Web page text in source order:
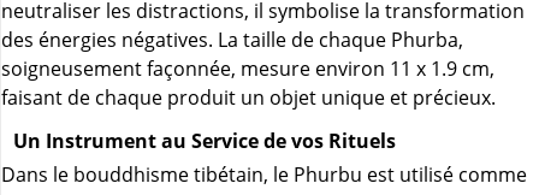
neutraliser les distractions, il symbolise la transformation
des énergies négatives. La taille de chaque Phurba,
soigneusement façonnée, mesure environ 11 x 1.9 cm,
faisant de chaque produit un objet unique et précieux.
Un Instrument au Service de vos Rituels
Dans le bouddhisme tibétain, le Phurbu est utilisé comme